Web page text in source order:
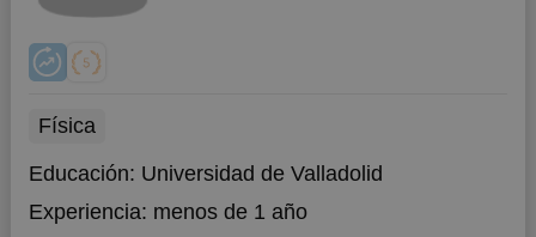
Física
Educación: Universidad de Valladolid
Experiencia: menos de 1 año